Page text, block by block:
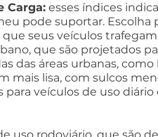
Carga: esses índices
pode suportar. Escolha
seus veículos
que são projetados
das áreas urbanas,
mais lisa, com sulcos
para veículos de uso